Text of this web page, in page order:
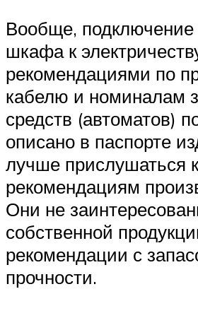
Вообще, подключение
шкафа к
рекомендациями по
кабелю и номиналам
средств (автоматов)
описано в паспорте
лучше прислушаться к
рекомендациям
Они не
собственной
рекомендации с
прочности.